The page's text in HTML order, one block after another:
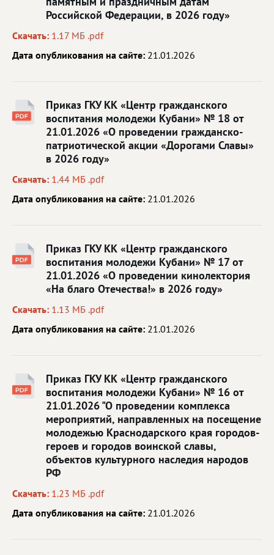
Российской Федерации, в 2026 году»
Скачать: 1.17 МБ .pdf
Дата опубликования на сайте: 21.01.2026
Приказ ГКУ КК «Центр гражданского
воспитания молодежи Кубани» № 18 от
21.01.2026 «О проведении гражданско-
патриотической акции «Дорогами Славы»
в 2026 году»
Скачать: 1.44 МБ .pdf
Дата опубликования на сайте: 21.01.2026
Приказ ГКУ КК «Центр гражданского
воспитания молодежи Кубани» № 17 от
21.01.2026 «О проведении кинолектория
«На благо Отечества!» в 2026 году»
Скачать: 1.13 МБ .pdf
Дата опубликования на сайте: 21.01.2026
Приказ ГКУ КК «Центр гражданского
воспитания молодежи Кубани» № 16 от
21.01.2026 "О проведении комплекса
мероприятий, направленных на посещение
молодежью Краснодарского края городов-
героев и городов воинской славы,
объектов культурного наследия народов
РФ
Скачать: 1.23 МБ .pdf
Дата опубликования на сайте: 21.01.2026